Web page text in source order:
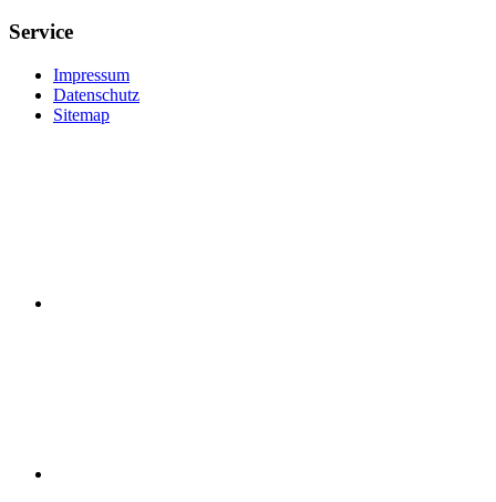
Service
Impressum
Datenschutz
Sitemap